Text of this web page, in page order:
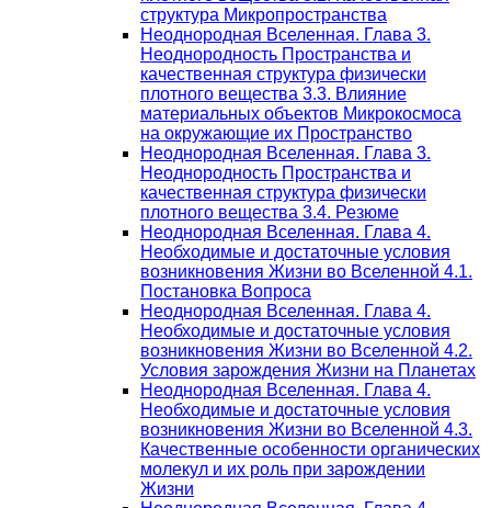
структура Микропространства
Неоднородная Вселенная. Глава 3.
Неоднородность Пространства и
качественная структура физически
плотного вещества 3.3. Влияние
материальных объектов Микрокосмоса
на окружающие их Пространство
Неоднородная Вселенная. Глава 3.
Неоднородность Пространства и
качественная структура физически
плотного вещества 3.4. Резюме
Неоднородная Вселенная. Глава 4.
Необходимые и достаточные условия
возникновения Жизни во Вселенной 4.1.
Постановка Вопроса
Неоднородная Вселенная. Глава 4.
Необходимые и достаточные условия
возникновения Жизни во Вселенной 4.2.
Условия зарождения Жизни на Планетах
Неоднородная Вселенная. Глава 4.
Необходимые и достаточные условия
возникновения Жизни во Вселенной 4.3.
Качественные особенности органических
молекул и их роль при зарождении
Жизни